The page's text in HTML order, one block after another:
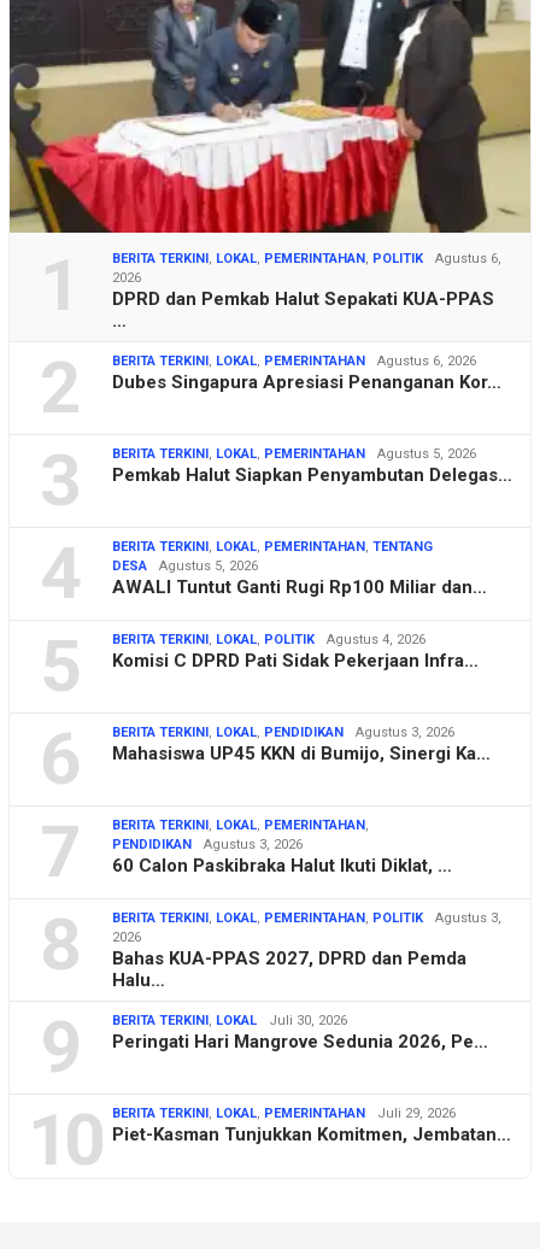
1 BERITA TERKINI LOKAL PEMERINTAHAN POLITIK
Agustus 6,
2026
DPRD dan Pemkab Halut Sepakati KUA-PPAS
…
2 BERITA TERKINI LOKAL PEMERINTAHAN Agustus 6, 2026
Dubes Singapura Apresiasi Penanganan Kor…
3 BERITA TERKINI LOKAL PEMERINTAHAN Agustus 5, 2026
Pemkab Halut Siapkan Penyambutan Delegas…
4 BERITA TERKINI LOKAL PEMERINTAHAN TENTANG
DESA
Agustus 5, 2026
AWALI Tuntut Ganti Rugi Rp100 Miliar dan…
5 BERITA TERKINI LOKAL POLITIK Agustus 4, 2026
Komisi C DPRD Pati Sidak Pekerjaan Infra…
6 BERITA TERKINI LOKAL PENDIDIKAN Agustus 3, 2026
Mahasiswa UP45 KKN di Bumijo, Sinergi Ka…
7 BERITA TERKINI LOKAL PEMERINTAHAN
PENDIDIKAN
Agustus 3, 2026
60 Calon Paskibraka Halut Ikuti Diklat, …
8 BERITA TERKINI LOKAL PEMERINTAHAN POLITIK
Agustus 3,
2026
Bahas KUA-PPAS 2027, DPRD dan Pemda
Halu…
9 BERITA TERKINI LOKAL Juli 30, 2026
Peringati Hari Mangrove Sedunia 2026, Pe…
10 BERITA TERKINI LOKAL PEMERINTAHAN Juli 29, 2026
Piet-Kasman Tunjukkan Komitmen, Jembatan…